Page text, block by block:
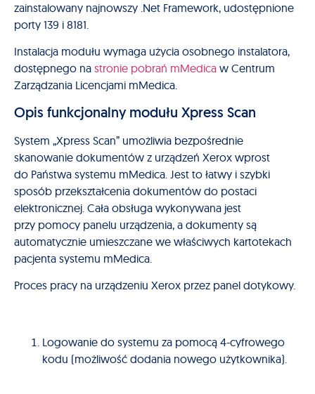
zainstalowany najnowszy .Net Framework, udostępnione
porty 139 i 8181.
Instalacja modułu wymaga użycia osobnego instalatora,
dostępnego na stronie pobrań mMedica w Centrum
Zarządzania Licencjami mMedica.
Opis funkcjonalny modułu Xpress Scan
System „Xpress Scan” umożliwia bezpośrednie
skanowanie dokumentów z urządzeń Xerox wprost
do Państwa systemu mMedica. Jest to łatwy i szybki
sposób przekształcenia dokumentów do postaci
elektronicznej. Cała obsługa wykonywana jest
przy pomocy panelu urządzenia, a dokumenty są
automatycznie umieszczane we właściwych kartotekach
pacjenta systemu mMedica.
Proces pracy na urządzeniu Xerox przez panel dotykowy.
Logowanie do systemu za pomocą 4-cyfrowego
kodu (możliwość dodania nowego użytkownika).